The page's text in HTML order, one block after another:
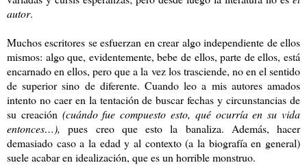
autor.
Muchos escritores se esfuerzan en crear algo independiente de ellos
mismos: algo que, evidentemente, bebe de ellos, parte de ellos, está
encarnado en ellos, pero que a la vez los trasciende, no en el sentido
de superior sino de diferente. Cuando leo a mis autores amados
intento no caer en la tentación de buscar fechas y circunstancias de
su creación (cuándo fue compuesto esto, qué ocurría en su vida
entonces…), pues creo que esto la banaliza. Además, hacer
demasiado caso a la edad y al contexto (a la biografía en general)
suele acabar en idealización, que es un horrible monstruo.